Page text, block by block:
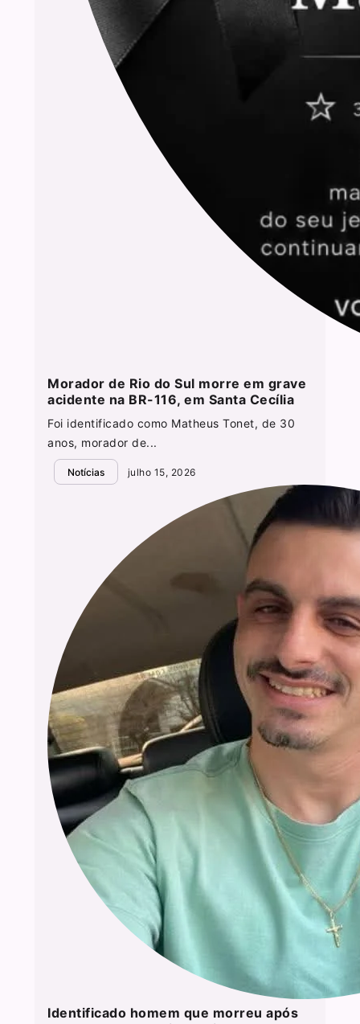
Morador de Rio do Sul morre em grave
acidente na BR-116, em Santa Cecília
Foi identificado como Matheus Tonet, de 30
anos, morador de...
Notícias julho 15, 2026
Identificado homem que morreu após